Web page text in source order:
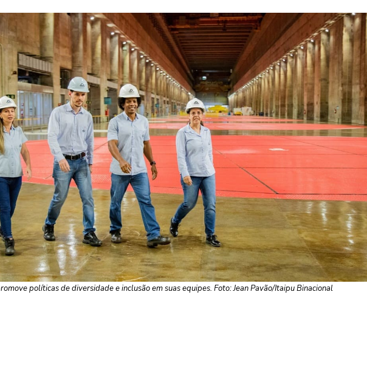
políticas de diversidade e inclusão em suas equipes. Foto: Jean Pavão/Itaipu Binacional